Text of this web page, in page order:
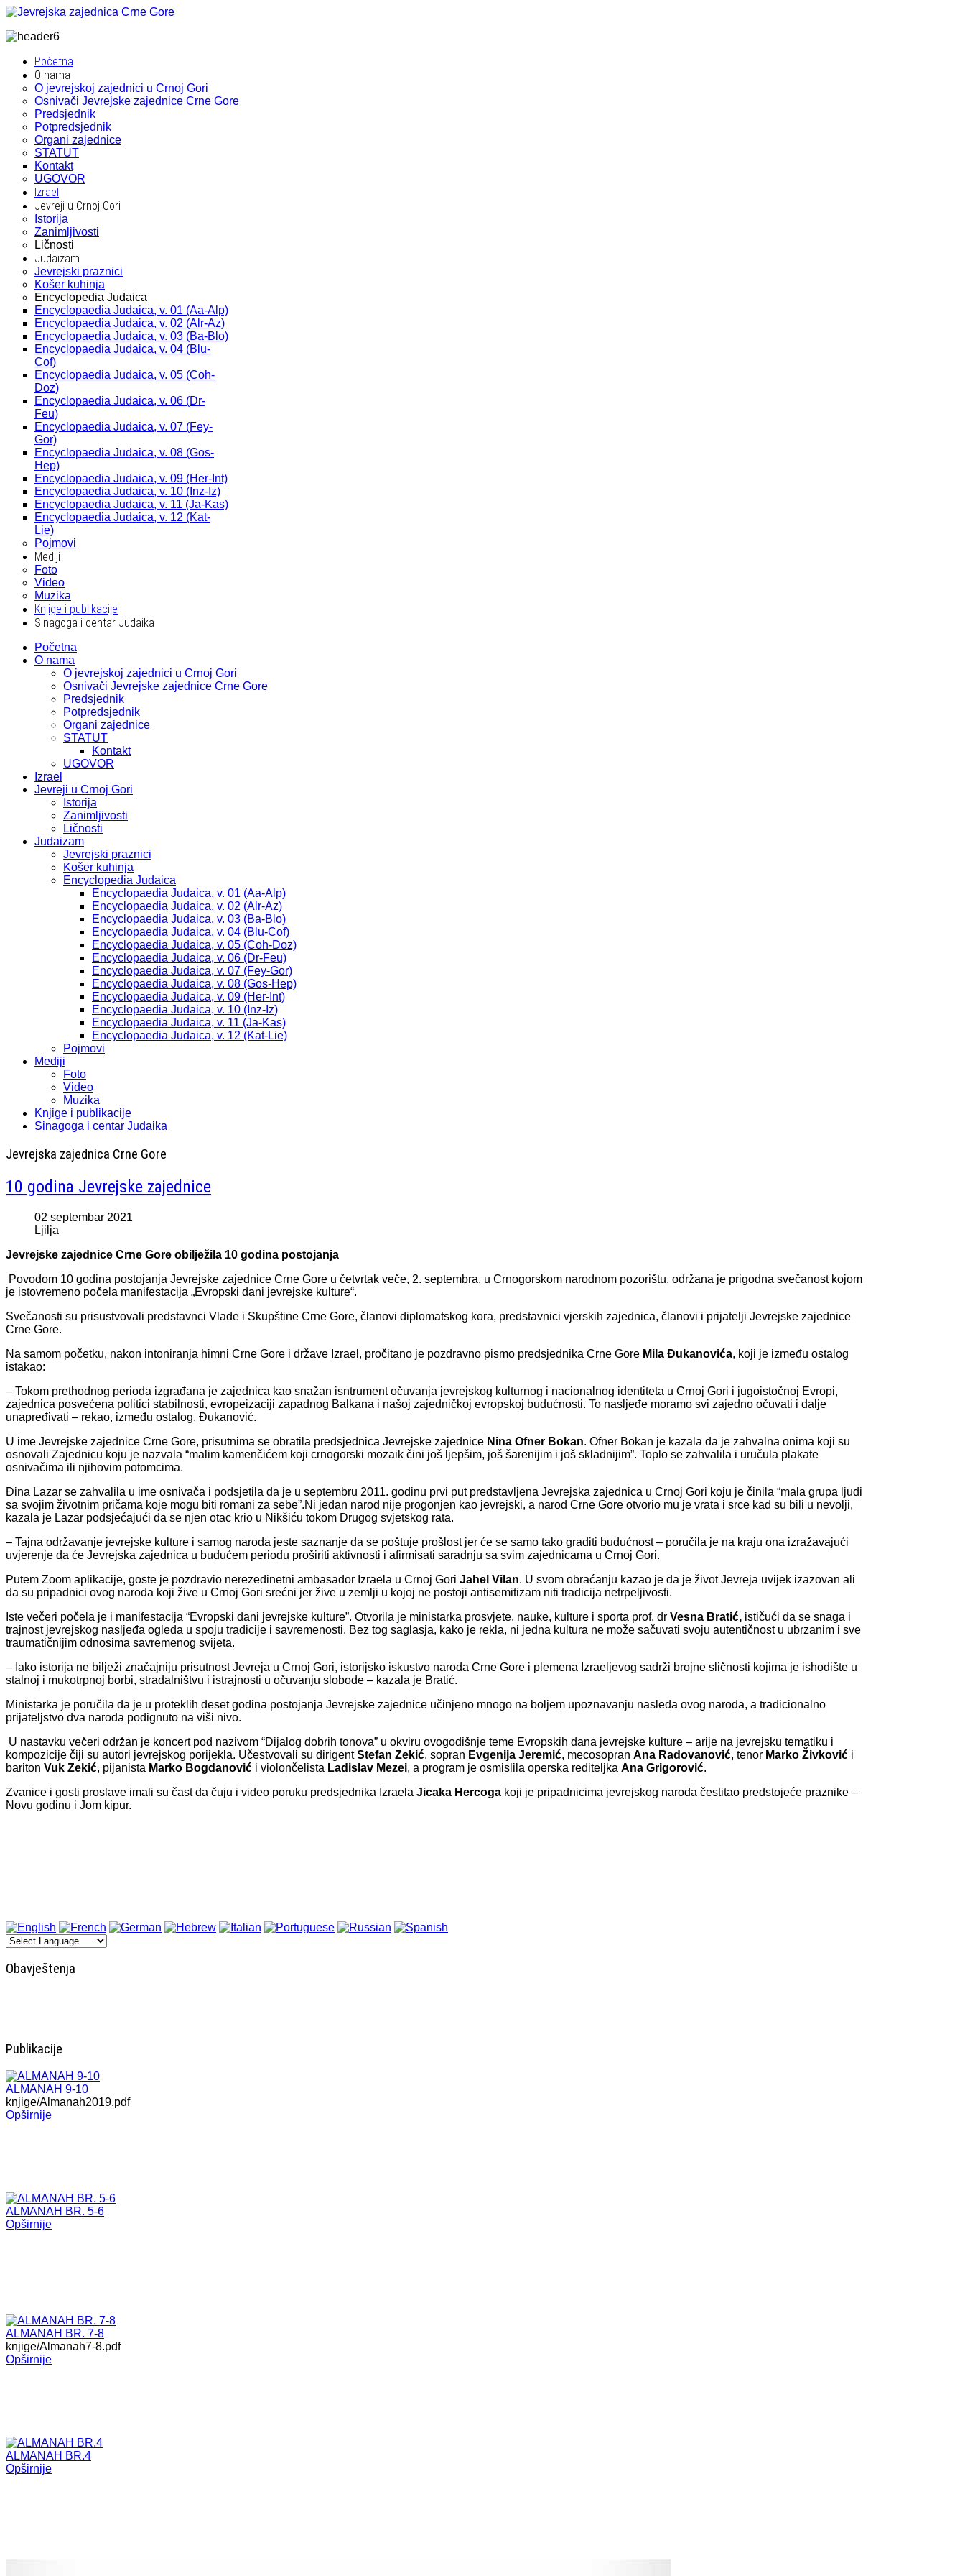
Početna
O nama
O jevrejskoj zajednici u Crnoj Gori
Osnivači Jevrejske zajednice Crne Gore
Predsjednik
Potpredsjednik
Organi zajednice
STATUT
Kontakt
UGOVOR
Izrael
Jevreji u Crnoj Gori
Istorija
Zanimljivosti
Ličnosti
Judaizam
Jevrejski praznici
Košer kuhinja
Encyclopedia Judaica
Encyclopaedia Judaica, v. 01 (Aa-Alp)
Encyclopaedia Judaica, v. 02 (Alr-Az)
Encyclopaedia Judaica, v. 03 (Ba-Blo)
Encyclopaedia Judaica, v. 04 (Blu-
Cof)
Encyclopaedia Judaica, v. 05 (Coh-
Doz)
Encyclopaedia Judaica, v. 06 (Dr-
Feu)
Encyclopaedia Judaica, v. 07 (Fey-
Gor)
Encyclopaedia Judaica, v. 08 (Gos-
Hep)
Encyclopaedia Judaica, v. 09 (Her-Int)
Encyclopaedia Judaica, v. 10 (Inz-Iz)
Encyclopaedia Judaica, v. 11 (Ja-Kas)
Encyclopaedia Judaica, v. 12 (Kat-
Lie)
Pojmovi
Mediji
Foto
Video
Muzika
Knjige i publikacije
Sinagoga i centar Judaika
Početna
O nama
O jevrejskoj zajednici u Crnoj Gori
Osnivači Jevrejske zajednice Crne Gore
Predsjednik
Potpredsjednik
Organi zajednice
STATUT
Kontakt
UGOVOR
Izrael
Jevreji u Crnoj Gori
Istorija
Zanimljivosti
Ličnosti
Judaizam
Jevrejski praznici
Košer kuhinja
Encyclopedia Judaica
Encyclopaedia Judaica, v. 01 (Aa-Alp)
Encyclopaedia Judaica, v. 02 (Alr-Az)
Encyclopaedia Judaica, v. 03 (Ba-Blo)
Encyclopaedia Judaica, v. 04 (Blu-Cof)
Encyclopaedia Judaica, v. 05 (Coh-Doz)
Encyclopaedia Judaica, v. 06 (Dr-Feu)
Encyclopaedia Judaica, v. 07 (Fey-Gor)
Encyclopaedia Judaica, v. 08 (Gos-Hep)
Encyclopaedia Judaica, v. 09 (Her-Int)
Encyclopaedia Judaica, v. 10 (Inz-Iz)
Encyclopaedia Judaica, v. 11 (Ja-Kas)
Encyclopaedia Judaica, v. 12 (Kat-Lie)
Pojmovi
Mediji
Foto
Video
Muzika
Knjige i publikacije
Sinagoga i centar Judaika
Jevrejska zajednica Crne Gore
10 godina Jevrejske zajednice
02 septembar 2021
Ljilja
Jevrejske zajednice Crne Gore obilježila 10 godina postojanja
Povodom 10 godina postojanja Jevrejske zajednice Crne Gore u četvrtak veče, 2. septembra, u Crnogorskom narodnom pozorištu, održana je prigodna svečanost kojom
je istovremeno počela manifestacija „Evropski dani jevrejske kulture“.
Svečanosti su prisustvovali predstavnci Vlade i Skupštine Crne Gore, članovi diplomatskog kora, predstavnici vjerskih zajednica, članovi i prijatelji Jevrejske zajednice
Crne Gore.
Na samom početku, nakon intoniranja himni Crne Gore i države Izrael, pročitano je pozdravno pismo predsjednika Crne Gore Mila Đukanovića, koji je između ostalog
istakao:
– Tokom prethodnog perioda izgrađana je zajednica kao snažan isntrument očuvanja jevrejskog kulturnog i nacionalnog identiteta u Crnoj Gori i jugoistočnoj Evropi,
zajednica posvećena politici stabilnosti, evropeizaciji zapadnog Balkana i našoj zajedničkoj evropskoj budućnosti. To nasljeđe moramo svi zajedno očuvati i dalje
unapređivati – rekao, između ostalog, Đukanović.
U ime Jevrejske zajednice Crne Gore, prisutnima se obratila predsjednica Jevrejske zajednice Nina Ofner Bokan. Ofner Bokan je kazala da je zahvalna onima koji su
osnovali Zajednicu koju je nazvala “malim kamenčićem koji crnogorski mozaik čini još ljepšim, još šarenijim i još skladnijim”. Toplo se zahvalila i uručula plakate
osnivačima ili njihovim potomcima.
Đina Lazar se zahvalila u ime osnivača i podsjetila da je u septembru 2011. godinu prvi put predstavljena Jevrejska zajednica u Crnoj Gori koju je činila “mala grupa ljudi
sa svojim životnim pričama koje mogu biti romani za sebe”.Ni jedan narod nije progonjen kao jevrejski, a narod Crne Gore otvorio mu je vrata i srce kad su bili u nevolji,
kazala je Lazar podsjećajući da se njen otac krio u Nikšiću tokom Drugog svjetskog rata.
– Tajna održavanje jevrejske kulture i samog naroda jeste saznanje da se poštuje prošlost jer će se samo tako graditi budućnost – poručila je na kraju ona izražavajući
uvjerenje da će Jevrejska zajednica u budućem periodu proširiti aktivnosti i afirmisati saradnju sa svim zajednicama u Crnoj Gori.
Putem Zoom aplikacije, goste je pozdravio nerezedinetni ambasador Izraela u Crnoj Gori Jahel Vilan. U svom obraćanju kazao je da je život Jevreja uvijek izazovan ali
da su pripadnici ovog naroda koji žive u Crnoj Gori srećni jer žive u zemlji u kojoj ne postoji antisemitizam niti tradicija netrpeljivosti.
Iste večeri počela je i manifestacija “Evropski dani jevrejske kulture”. Otvorila je ministarka prosvjete, nauke, kulture i sporta prof. dr Vesna Bratić, ističući da se snaga i
trajnost jevrejskog nasljeđa ogleda u spoju tradicije i savremenosti. Bez tog saglasja, kako je rekla, ni jedna kultura ne može sačuvati svoju autentičnost u ubrzanim i sve
traumatičnijim odnosima savremenog svijeta.
– Iako istorija ne bilježi značajniju prisutnost Jevreja u Crnoj Gori, istorijsko iskustvo naroda Crne Gore i plemena Izraeljevog sadrži brojne sličnosti kojima je ishodište u
stalnoj i mukotrpnoj borbi, stradalništvu i istrajnosti u očuvanju slobode – kazala je Bratić.
Ministarka je poručila da je u proteklih deset godina postojanja Jevrejske zajednice učinjeno mnogo na boljem upoznavanju nasleđa ovog naroda, a tradicionalno
prijateljstvo dva naroda podignuto na viši nivo.
U nastavku večeri održan je koncert pod nazivom “Dijalog dobrih tonova” u okviru ovogodišnje teme Evropskih dana jevrejske kulture – arije na jevrejsku tematiku i
kompozicije čiji su autori jevrejskog porijekla. Učestvovali su dirigentStefan Zekić, sopran Evgenija Jeremić, mecosopran Ana Radovanović, tenor Marko Živković i
bariton Vuk Zekić, pijanista Marko Bogdanović i violončelista Ladislav Mezei, a program je osmislila operska rediteljka Ana Grigorović.
Zvanice i gosti proslave imali su čast da čuju i video poruku predsjednika Izraela Jicaka Hercoga koji je pripadnicima jevrejskog naroda čestitao predstojeće praznike –
Novu godinu i Jom kipur.
Obavještenja
Publikacije
ALMANAH 9-10
knjige/Almanah2019.pdf
Opširnije
ALMANAH BR. 5-6
Opširnije
ALMANAH BR. 7-8
knjige/Almanah7-8.pdf
Opširnije
ALMANAH BR.4
Opširnije